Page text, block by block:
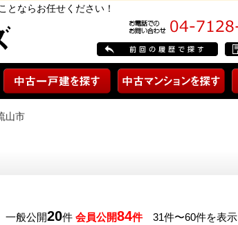
とならお任せください！
山市
一般公開20件 会員公開84件31件〜60件を表示